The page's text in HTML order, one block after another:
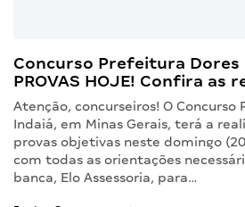
Concurso Prefeitura Dores
PROVAS HOJE! Confira as
Atenção, concurseiros! O Concurso
Indaiá, em Minas Gerais, terá a
provas objetivas neste domingo
com todas as orientações
banca, Elo Assessoria, para…